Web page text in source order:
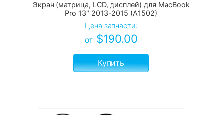
Экран (матрица, LCD, дисплей) для MacBook
Pro 13" 2013-2015 (A1502)
Цена запчасти:
от $190.00
Купить